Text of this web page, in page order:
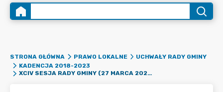
STRONA GŁÓWNA PRAWO LOKALNE
UCHWAŁY RADY GMINY
KADENCJA 2018-2023
XCIV SESJA RADY GMINY (27 MARCA 2024 ROKU)